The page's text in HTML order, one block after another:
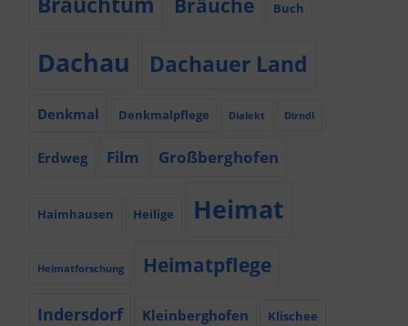
Bräuche Buch
Dachau Dachauer Land
Denkmal Denkmalpflege Dialekt Dirndl
Erdweg Film Großberghofen
Haimhausen Heilige Heimat
Heimatforschung Heimatpflege
Indersdorf Kleinberghofen Klischee